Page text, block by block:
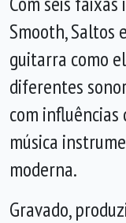
Smooth, Saltos
guitarra como
diferentes
com influências
música
moderna.
Gravado,